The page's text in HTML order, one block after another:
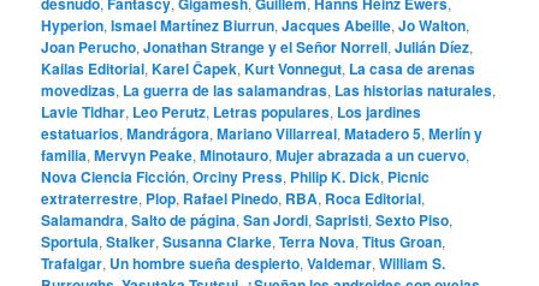
Hyperion,Ismael Martínez Biurrun,Jacques Abeille,Jo Walton,
Joan Perucho,Jonathan Strange y el Señor Norrell,Julián Díez,
Kailas Editorial,Karel Čapek,Kurt Vonnegut, La casa de arenas
movedizas, La guerra de las salamandras, Las historias naturales,
Lavie Tidhar, Leo Perutz, Letras populares, Los jardines
estatuarios,Mandrágora,Mariano Villarreal,Matadero 5,Merlín y
familia,Mervyn Peake,Minotauro,Mujer abrazada a un cuervo,
Nova Ciencia Ficción,Orciny Press, Philip K. Dick, Picnic
extraterrestre, Plop, Rafael Pinedo, RBA, Roca Editorial,
Salamandra,Salto de página,San Jordi,Sapristi,Sexto Piso,
Sportula,Stalker,Susanna Clarke,Terra Nova,Titus Groan,
Trafalgar, Un hombre sueña despierto,Valdemar,William S.